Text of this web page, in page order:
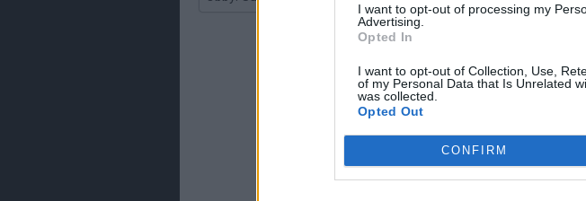
I want to opt-out of processing my
Advertising.
Opted In
I want to opt-out of Collection, Use,
of my Personal Data that Is Unrelated
was collected.
Opted Out
CONFIRM